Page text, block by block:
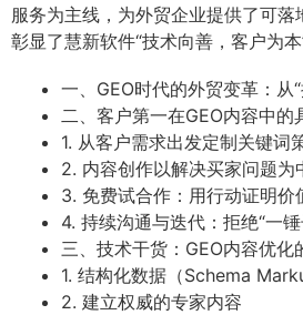
服务为主线，为外贸企业提供了可落
彰显了慧新软件“技术向善，客户为本
一、GEO时代的外贸变革：从
二、客户第一在GEO内容中的
1. 从客户需求出发定制关键词
2. 内容创作以解决买家问题为
3. 免费试合作：用行动证明价
4. 持续沟通与迭代：拒绝“一
三、技术干货：GEO内容优化
1. 结构化数据（Schema
2. 建立权威的专家内容